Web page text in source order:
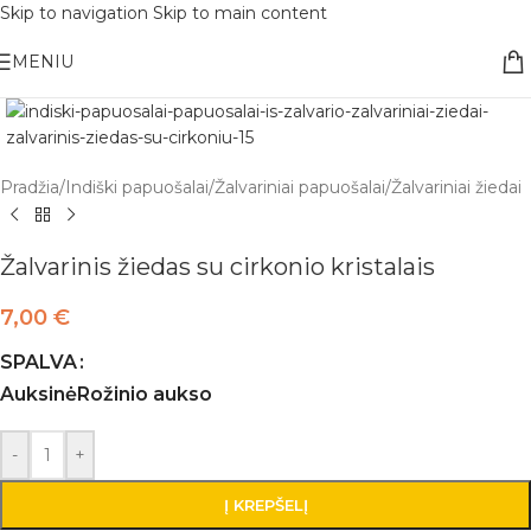
Skip to navigation Skip to main content
MENIU
Pradžia/Indiški papuošalai/Žalvariniai papuošalai/Žalvariniai žiedai
Žalvarinis žiedas su cirkonio kristalais
7,00 €
SPALVA
AuksinėRožinio aukso
- +
Į KREPŠELĮ